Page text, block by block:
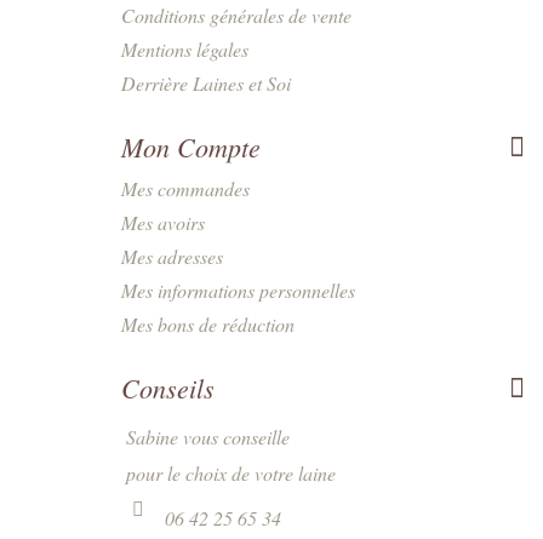
Conditions générales de vente
Mentions légales
Derrière Laines et Soi
Mon Compte
Mes commandes
Mes avoirs
Mes adresses
Mes informations personnelles
Mes bons de réduction
Conseils
Sabine vous conseille
pour le choix de votre laine
06 42 25 65 34